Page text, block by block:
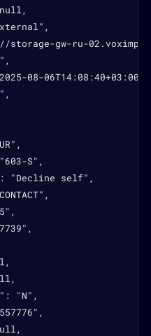
storage-gw-ru-
08-06T14:08:40+03:00",
S",
"Decline self",
"N",